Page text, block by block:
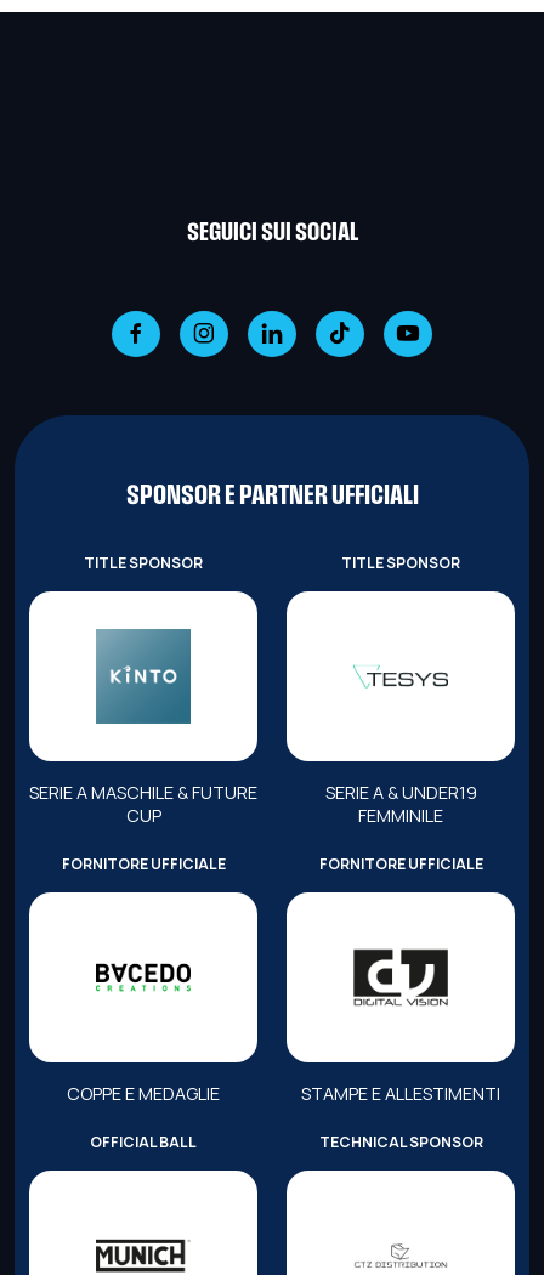
SEGUICI SUI SOCIAL
SPONSOR E PARTNER UFFICIALI
TITLE SPONSOR
SERIE A MASCHILE & FUTURE
CUP
TITLE SPONSOR
SERIE A & UNDER19
FEMMINILE
FORNITORE UFFICIALE
COPPE E MEDAGLIE
FORNITORE UFFICIALE
STAMPE E ALLESTIMENTI
OFFICIAL BALL TECHNICAL SPONSOR